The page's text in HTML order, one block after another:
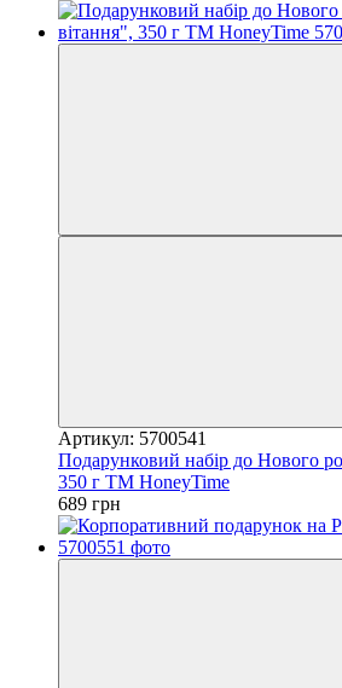
Артикул: 5700541
Подарунковий набір до Нового
350 г ТМ HoneyTime
689 грн